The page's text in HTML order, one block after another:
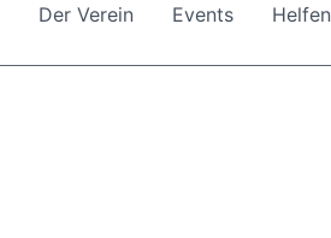
Der Verein Events Helfen